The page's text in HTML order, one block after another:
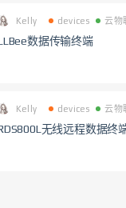
Kelly devices 云物
数据传输终端
Kelly devices 云物
无线远程数据终